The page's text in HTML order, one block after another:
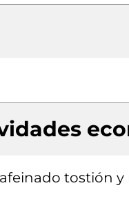
tostión